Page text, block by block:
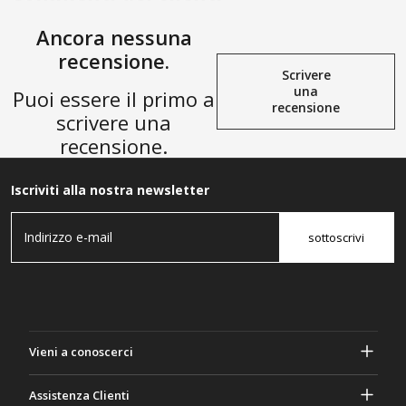
Ancora nessuna
recensione.
Puoi essere il primo a
scrivere una
recensione.
Scrivere
una
recensione
Iscriviti alla nostra newsletter
sottoscrivi
Vieni a conoscerci
Assistenza Clienti